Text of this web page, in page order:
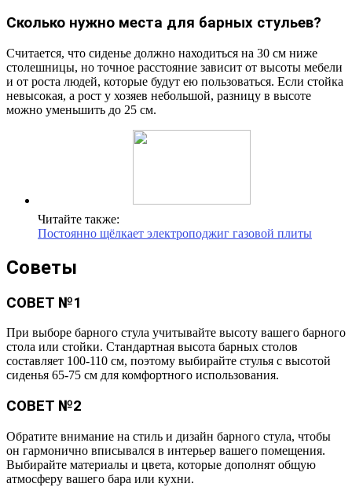
Сколько нужно места для барных стульев?
Считается, что сиденье должно находиться на 30 см ниже
столешницы, но точное расстояние зависит от высоты мебели
и от роста людей, которые будут ею пользоваться. Если стойка
невысокая, а рост у хозяев небольшой, разницу в высоте
можно уменьшить до 25 см.
Читайте также:
Постоянно щёлкает электроподжиг газовой плиты
Советы
СОВЕТ №1
При выборе барного стула учитывайте высоту вашего барного
стола или стойки. Стандартная высота барных столов
составляет 100-110 см, поэтому выбирайте стулья с высотой
сиденья 65-75 см для комфортного использования.
СОВЕТ №2
Обратите внимание на стиль и дизайн барного стула, чтобы
он гармонично вписывался в интерьер вашего помещения.
Выбирайте материалы и цвета, которые дополнят общую
атмосферу вашего бара или кухни.